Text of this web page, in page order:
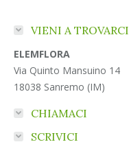
VIENI A TROVARCI
ELEMFLORA
Via Quinto Mansuino 14
18038 Sanremo (IM)
CHIAMACI
SCRIVICI